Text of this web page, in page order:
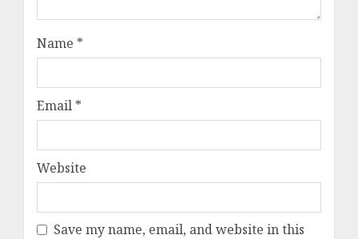
Name *
Email *
Website
Save my name, email, and website in this